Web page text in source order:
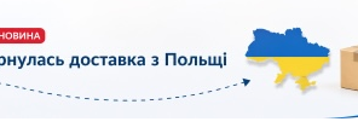
в офісі Ukraine-Express